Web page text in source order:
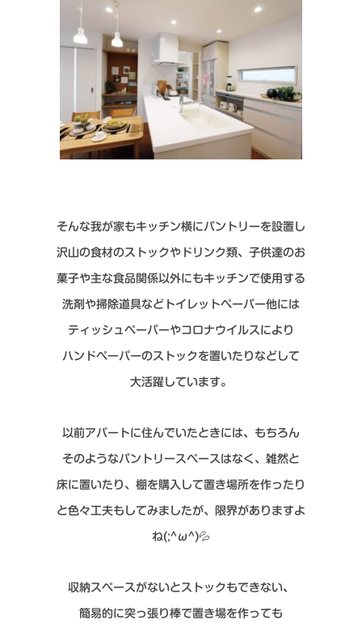
そんな我が家もキッチン横にパントリーを設置し
沢山の食材のストックやドリンク類、子供達のお
菓子や主な食品関係以外にもキッチンで使用する
洗剤や掃除道具などトイレットペーパー他には
ティッシュペーパーやコロナウイルスにより
ハンドペーパーのストックを置いたりなどして
大活躍しています。
以前アパートに住んでいたときには、もちろん
そのようなパントリースペースはなく、雑然と
床に置いたり、棚を購入して置き場所を作ったり
と色々工夫もしてみましたが、限界がありますよ
ね(;^ω^)💦
収納スペースがないとストックもできない、
簡易的に突っ張り棒で置き場を作っても